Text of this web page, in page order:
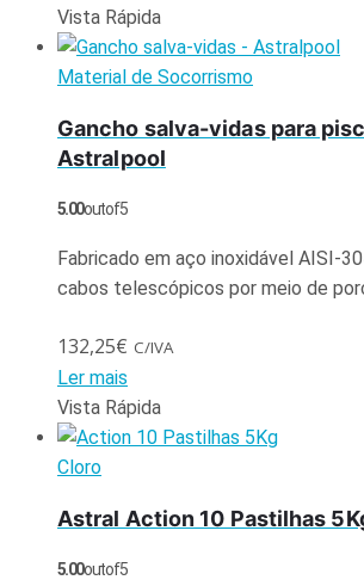
Vista Rápida
Material de Socorrismo
Gancho salva-vidas para
Astralpool
5.00out of 5
Fabricado em aço inoxidável AISI-
cabos telescópicos por meio de
132,25€ C/IVA
Ler mais
Vista Rápida
Cloro
Astral Action 10 Pastilhas
5.00out of 5